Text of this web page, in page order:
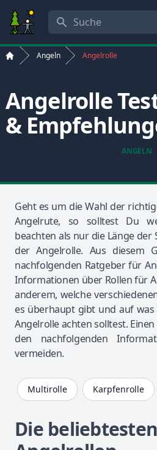
Suche
Start
Angeln Angelrolle
Angelrolle
&
ANGELN
Geht es um die Wahl der
Angelrute, so solltest Du
beachten als nur die Länge der
der Angelrolle. Aus diesem
nachfolgenden Ratgeber für
Informationen über Rollen für
anderem, welche
es überhaupt gibt und auf
Angelrolle achten solltest.
den nachfolgenden
vermeiden.
Multirolle Karpfenrolle
Die beliebtesten